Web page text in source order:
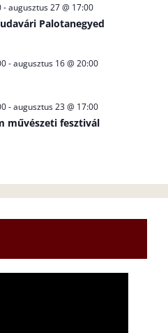
-augusztus 27 @ 17:00
Palotanegyed
-augusztus 16 @ 20:00
-augusztus 23 @ 17:00
művészeti fesztivál